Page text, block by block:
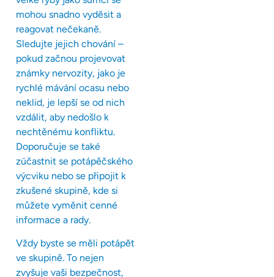
mohou snadno vyděsit a
reagovat nečekaně.
Sledujte jejich chování –
pokud začnou projevovat
známky nervozity, jako je
rychlé mávání ocasu nebo
neklid, je lepší se od nich
vzdálit, aby nedošlo k
nechtěnému konfliktu.
Doporučuje se také
zúčastnit se potápěčského
výcviku nebo se připojit k
zkušené skupině, kde si
můžete vyměnit cenné
informace a rady.
Vždy byste se měli potápět
ve skupině. To nejen
zvyšuje vaši bezpečnost,